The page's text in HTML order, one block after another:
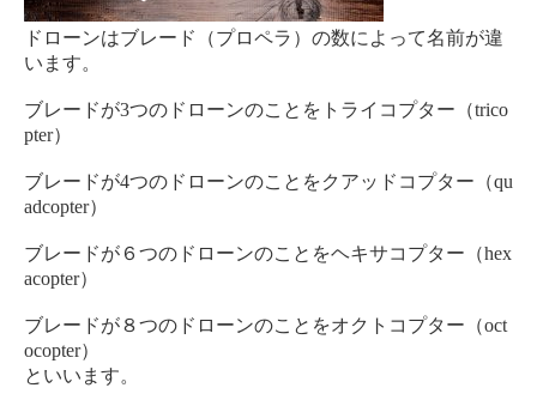
ドローンはブレード（プロペラ）の数によって名前が違
います。
ブレードが3つのドローンのことをトライコプター（trico
pter）
ブレードが4つのドローンのことをクアッドコプター（qu
adcopter）
ブレードが６つのドローンのことをヘキサコプター（hex
acopter）
ブレードが８つのドローンのことをオクトコプター（oct
ocopter）
といいます。